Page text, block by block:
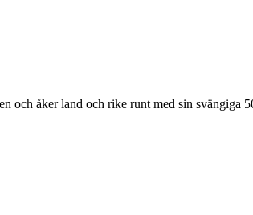
och åker land och rike runt med sin svängiga